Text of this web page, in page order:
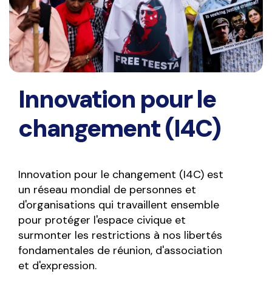
Innovation pour le
changement (I4C)
Innovation pour le changement (I4C) est
un réseau mondial de personnes et
d'organisations qui travaillent ensemble
pour protéger l'espace civique et
surmonter les restrictions à nos libertés
fondamentales de réunion, d'association
et d'expression.